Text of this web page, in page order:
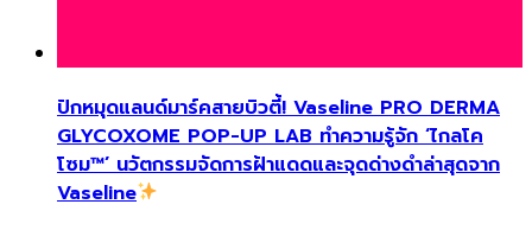
ปักหมุดแลนด์มาร์คสายบิวตี้! Vaseline PRO DERMA
GLYCOXOME POP-UP LAB ทำความรู้จัก ‘ไกลโค
โซม™’ นวัตกรรมจัดการฝ้าแดดและจุดด่างดำล่าสุดจาก
Vaseline